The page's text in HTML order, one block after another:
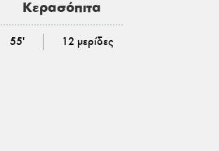
Κερασόπιτα
………………………………………………
55'
12 μερίδες